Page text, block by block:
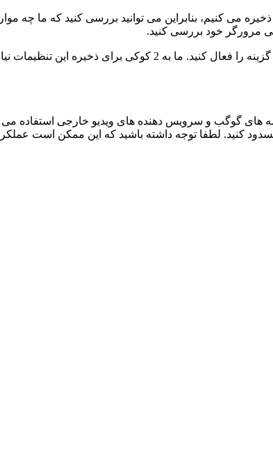
می کنیم، بنابراین می توانید بررسی کنید که ما چه
مرورگر خود بررسی کنید.
برای عدم نمایش دائمی نوار پیام و رد کردن همه ی کوکی ها
گوگب و سرویس دهنده های ویدیو خارجی استفاده می
مسدود کنید. لطفا توجه داشته باشید که این ممکن است